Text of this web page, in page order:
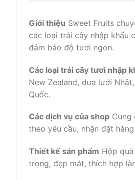
Giới thiệu Sweet Fruits
các loại trái cây nhập khẩu
đảm bảo độ tươi ngon.
Các loại trái cây tươi nhập
New Zealand, dưa lưới
Quốc.
Các dịch vụ của shop Cung
theo yêu cầu, nhận đặt
Thiết kế sản phẩm Hộp
trọng, đẹp mắt, thích hợp